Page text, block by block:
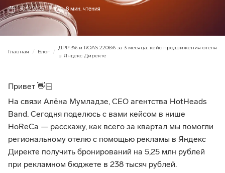
30.12.2025 8 мин. чтения
Главная / Блог /
ДРР 3% и ROAS 2206% за 3 месяца: кейс продвижения отеля
в Яндекс Директе
Привет 👋🏻
На связи Алёна Мумладзе, CEO агентства HotHeads
Band. Сегодня поделюсь с вами кейсом в нише
HoReCa — расскажу, как всего за квартал мы помогли
региональному отелю с помощью рекламы в Яндекс
Директе получить бронирований на 5,25 млн рублей
при рекламном бюджете в 238 тысяч рублей.